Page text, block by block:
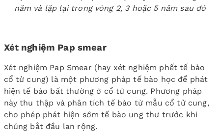
năm và lặp lại trong vòng 2, 3 hoặc 5 năm sau đó
Xét nghiệm Pap smear
Xét nghiệm Pap Smear (hay xét nghiệm phết tế bào
cổ tử cung) là một phương pháp tế bào học để phát
hiện tế bào bất thường ở cổ tử cung. Phương pháp
này thu thập và phân tích tế bào từ mẫu cổ tử cung,
cho phép phát hiện sớm tế bào ung thư trước khi
chúng bắt đầu lan rộng.